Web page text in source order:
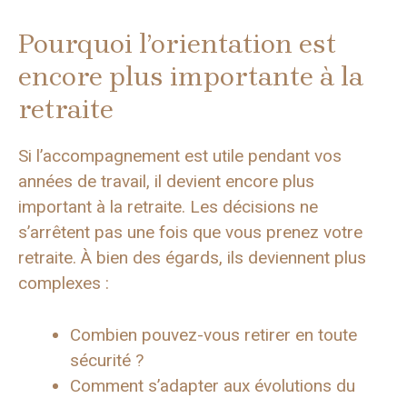
Pourquoi l’orientation est
encore plus importante à la
retraite
Si l’accompagnement est utile pendant vos
années de travail, il devient encore plus
important à la retraite. Les décisions ne
s’arrêtent pas une fois que vous prenez votre
retraite. À bien des égards, ils deviennent plus
complexes :
Combien pouvez-vous retirer en toute
sécurité ?
Comment s’adapter aux évolutions du